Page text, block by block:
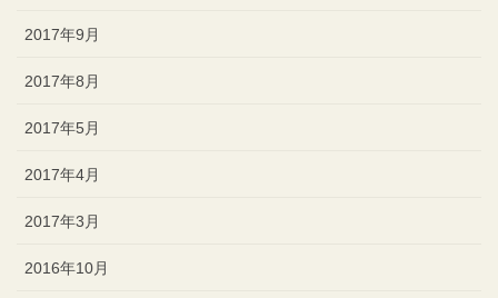
2017年9月
2017年8月
2017年5月
2017年4月
2017年3月
2016年10月